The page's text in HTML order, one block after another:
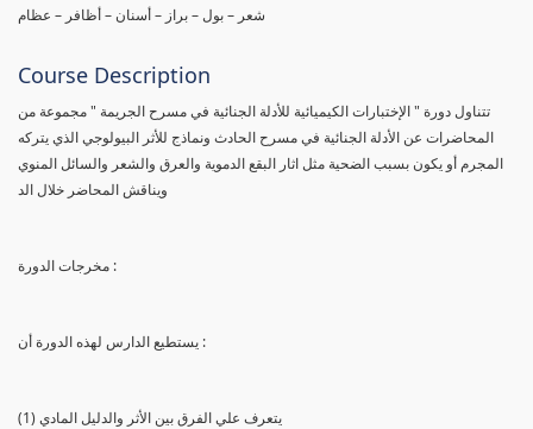
شعر – بول – براز – أسنان – أظافر – عظام
Course Description
تتناول دورة " الإختبارات الكيميائية للأدلة الجنائية في مسرح الجريمة " مجموعة من
المحاضرات عن الأدلة الجنائية في مسرح الحادث ونماذج للأثر البيولوجي الذي يتركه
المجرم أو يكون بسبب الضحية مثل اثار البقع الدموية والعرق والشعر والسائل المنوي
ويناقش المحاضر خلال الد
مخرجات الدورة :
يستطيع الدارس لهذه الدورة أن :
(1) يتعرف علي الفرق بين الأثر والدليل المادي